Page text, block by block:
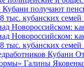
получают
тыс. кубанских
Новороссийском:
Новороссийском:
тыс. кубанских
Кубани
Галины